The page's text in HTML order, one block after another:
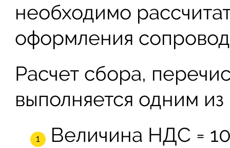
необходимо
оформления
Расчет сбора,
выполняется одним
Величина НДС =